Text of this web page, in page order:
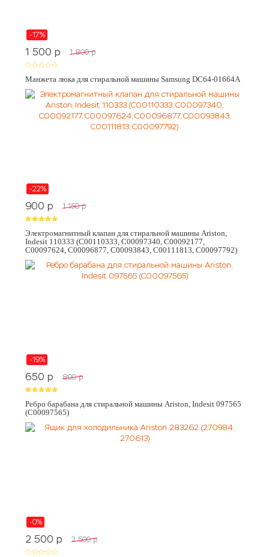
-17%
1 500 p 1 800 p
Манжета люка для стиральной машины Samsung DC64-01664A
-22%
900 p 1 150 p
Электромагнитный клапан для стиральной машины Ariston,
Indesit 110333 (C00110333, C00097340, C00092177,
C00097624, C00096877, C00093843, C00111813, C00097792)
-19%
650 p 800 p
Ребро барабана для стиральной машины Ariston, Indesit 097565
(C00097565)
-0%
2 500 p 2 500 p